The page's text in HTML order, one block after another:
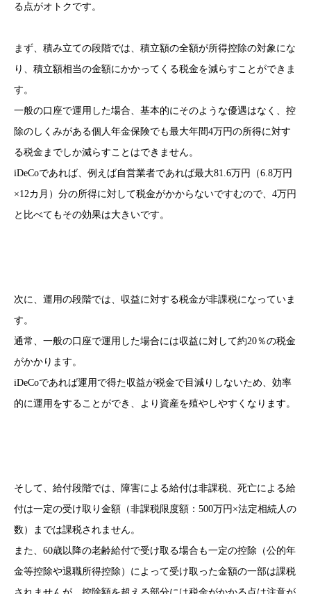
る点がオトクです。
まず、積み立ての段階では、積立額の全額が所得控除の対象にな
り、積立額相当の金額にかかってくる税金を減らすことができま
す。
一般の口座で運用した場合、基本的にそのような優遇はなく、控
除のしくみがある個人年金保険でも最大年間4万円の所得に対す
る税金までしか減らすことはできません。
iDeCoであれば、例えば自営業者であれば最大81.6万円（6.8万円
×12カ月）分の所得に対して税金がかからないですむので、4万円
と比べてもその効果は大きいです。
次に、運用の段階では、収益に対する税金が非課税になっていま
す。
通常、一般の口座で運用した場合には収益に対して約20％の税金
がかかります。
iDeCoであれば運用で得た収益が税金で目減りしないため、効率
的に運用をすることができ、より資産を殖やしやすくなります。
そして、給付段階では、障害による給付は非課税、死亡による給
付は一定の受け取り金額（非課税限度額：500万円×法定相続人の
数）までは課税されません。
また、60歳以降の老齢給付で受け取る場合も一定の控除（公的年
金等控除や退職所得控除）によって受け取った金額の一部は課税